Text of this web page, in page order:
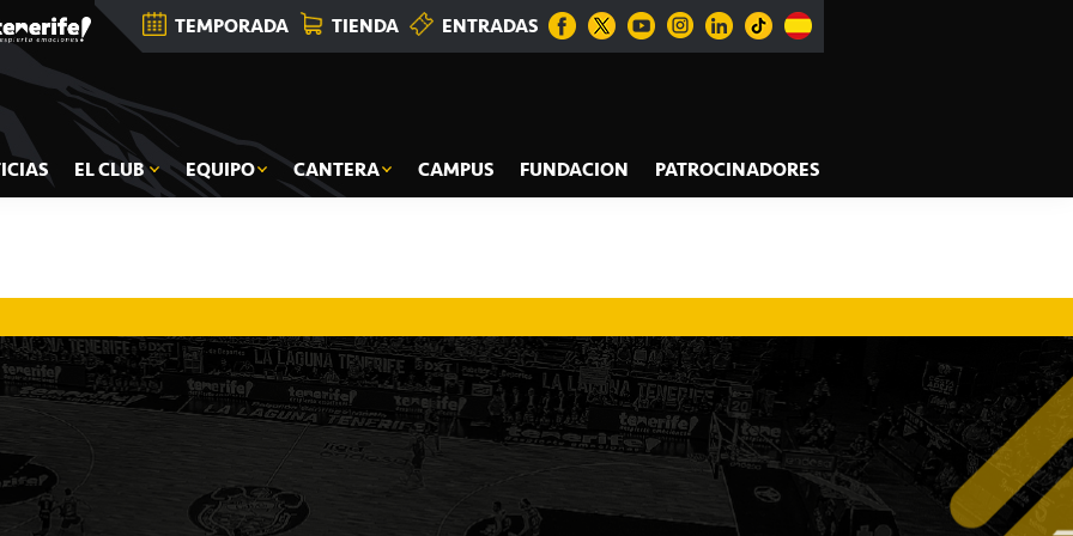
TEMPORADA TIENDA ENTRADAS
EL CLUB EQUIPO CANTERA CAMPUS FUNDACION
PATROCINADORES